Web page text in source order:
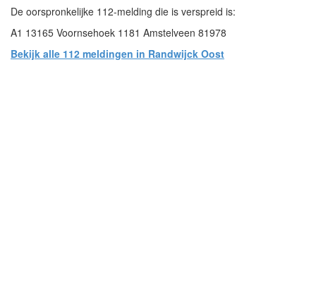
De oorspronkelijke 112-melding die is verspreid is:
A1 13165 Voornsehoek 1181 Amstelveen 81978
Bekijk alle 112 meldingen in Randwijck Oost